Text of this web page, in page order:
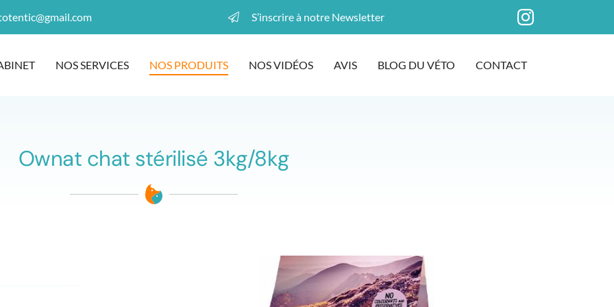
S’inscrire à notre Newsletter
NOS SERVICES NOS PRODUITS NOS VIDÉOS AVIS BLOG DU VÉTO CONTACT
Ownat chat stérilisé 3kg/8kg